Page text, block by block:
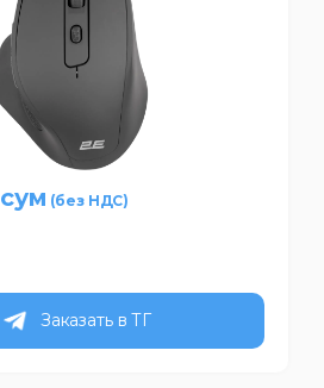
сум
Заказать в ТГ